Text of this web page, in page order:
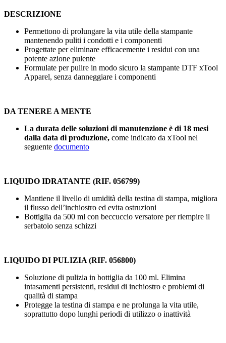
DESCRIZIONE
Permettono di prolungare la vita utile della stampante
mantenendo puliti i condotti e i componenti
Progettate per eliminare efficacemente i residui con una
potente azione pulente
Formulate per pulire in modo sicuro la stampante DTF xTool
Apparel, senza danneggiare i componenti
DA TENERE A MENTE
La durata delle soluzioni di manutenzione è di 18 mesi
dalla data di produzione, come indicato da xTool nel
seguente documento
LIQUIDO IDRATANTE (RIF. 056799)
Mantiene il livello di umidità della testina di stampa, migliora
il flusso dell’inchiostro ed evita ostruzioni
Bottiglia da 500 ml con beccuccio versatore per riempire il
serbatoio senza schizzi
LIQUIDO DI PULIZIA (RIF. 056800)
Soluzione di pulizia in bottiglia da 100 ml. Elimina
intasamenti persistenti, residui di inchiostro e problemi di
qualità di stampa
Protegge la testina di stampa e ne prolunga la vita utile,
soprattutto dopo lunghi periodi di utilizzo o inattività